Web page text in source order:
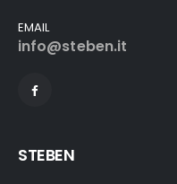
EMAIL
info@steben.it
STEBEN